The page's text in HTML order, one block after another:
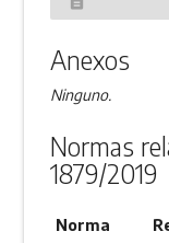
Anexos
Ninguno.
Normas
1879/2019
Norma